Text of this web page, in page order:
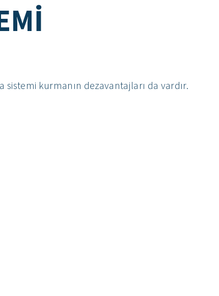
kurmanın dezavantajları da vardır.